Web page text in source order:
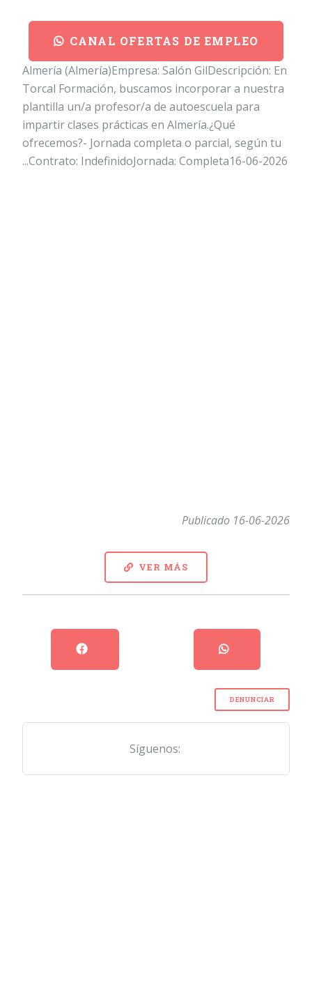
CANAL OFERTAS DE EMPLEO
Almería (Almería)Empresa: Salón GilDescripción: En
Torcal Formación, buscamos incorporar a nuestra
plantilla un/a profesor/a de autoescuela para
impartir clases prácticas en Almería.¿Qué
ofrecemos?- Jornada completa o parcial, según tu
...Contrato: IndefinidoJornada: Completa16-06-2026
Publicado 16-06-2026
VER MÁS
DENUNCIAR
Síguenos: